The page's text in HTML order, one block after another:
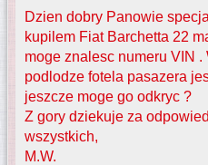
Dzien dobry Panowie
kupilem Fiat Barchetta 22
moge znalesc numeru VIN .
podlodze fotela pasazera
jeszcze moge go odkryc ?
Z gory dziekuje za
wszystkich,
M.W.